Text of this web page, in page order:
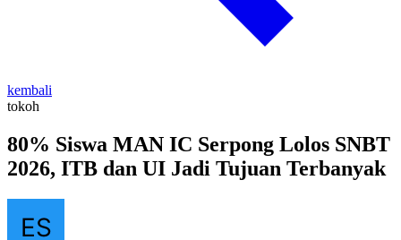
kembali
tokoh
80% Siswa MAN IC Serpong Lolos SNBT
2026, ITB dan UI Jadi Tujuan Terbanyak